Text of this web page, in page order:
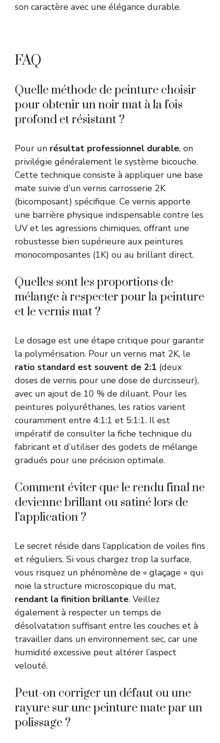
son caractère avec une élégance durable.
FAQ
Quelle méthode de peinture choisir
pour obtenir un noir mat à la fois
profond et résistant ?
Pour un résultat professionnel durable, on
privilégie généralement le système bicouche.
Cette technique consiste à appliquer une base
mate suivie d’un vernis carrosserie 2K
(bicomposant) spécifique. Ce vernis apporte
une barrière physique indispensable contre les
UV et les agressions chimiques, offrant une
robustesse bien supérieure aux peintures
monocomposantes (1K) ou au brillant direct.
Quelles sont les proportions de
mélange à respecter pour la peinture
et le vernis mat ?
Le dosage est une étape critique pour garantir
la polymérisation. Pour un vernis mat 2K, le
ratio standard est souvent de 2:1 (deux
doses de vernis pour une dose de durcisseur),
avec un ajout de 10 % de diluant. Pour les
peintures polyuréthanes, les ratios varient
couramment entre 4:1:1 et 5:1:1. Il est
impératif de consulter la fiche technique du
fabricant et d’utiliser des godets de mélange
gradués pour une précision optimale.
Comment éviter que le rendu final ne
devienne brillant ou satiné lors de
l’application ?
Le secret réside dans l’application de voiles fins
et réguliers. Si vous chargez trop la surface,
vous risquez un phénomène de « glaçage » qui
noie la structure microscopique du mat,
rendant la finition brillante. Veillez
également à respecter un temps de
désolvatation suffisant entre les couches et à
travailler dans un environnement sec, car une
humidité excessive peut altérer l’aspect
velouté.
Peut-on corriger un défaut ou une
rayure sur une peinture mate par un
polissage ?